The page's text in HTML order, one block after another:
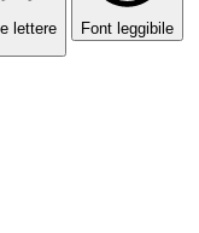
lettere Font leggibile